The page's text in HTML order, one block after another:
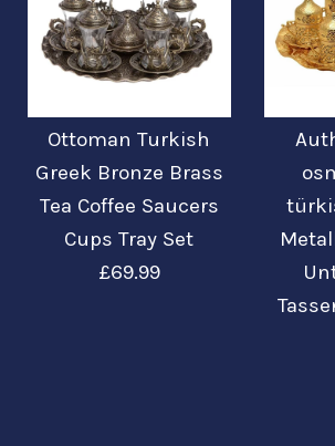
Mehr Details →
Ottoman
Greek Bronze
Tea Coffee
Cups Tray
£69.99
für 6
Ottoman Turkish
Greek Bronze Brass
Tea Coffee Saucers
Cups Tray Set
£69.99